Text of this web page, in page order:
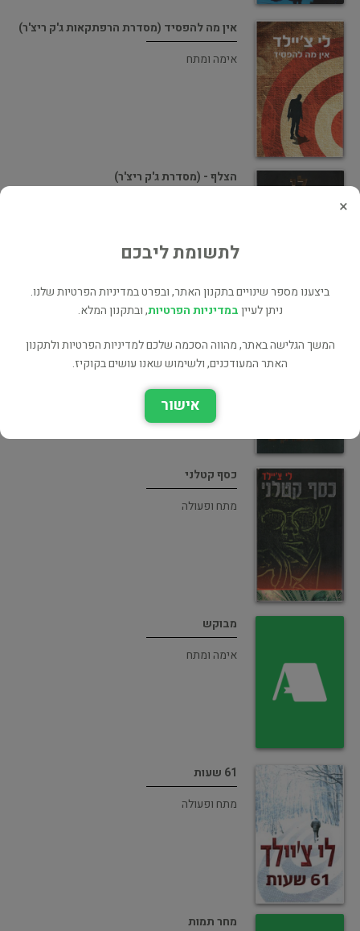
אין מה להפסיד (מסדרת הרפתקאות ג'ק ריצ'ר)
אימה ומתח
הצלף - (מסדרת ג'ק ריצ'ר)
אימה ומתח
כסף קטלני
מתח ופעולה
מבוקש
אימה ומתח
61 שעות
מתח ופעולה
מחר תמות
×
לתשומת ליבכם
ביצענו מספר שינויים בתקנון האתר, ובפרט במדיניות הפרטיות שלנו.
ניתן לעייןבמדיניות הפרטיות, ובתקנון המלא.
המשך הגלישה באתר, מהווה הסכמה שלכם למדיניות הפרטיות ולתקנון
האתר המעודכנים, ולשימוש שאנו עושים בקוקיז.
אישור